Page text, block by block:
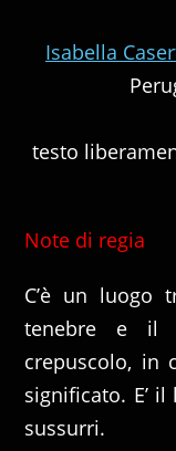
Isabella
testo
Note di regia
C’è un
tenebre e il
crepuscolo, in
significato. E’
sussurri.